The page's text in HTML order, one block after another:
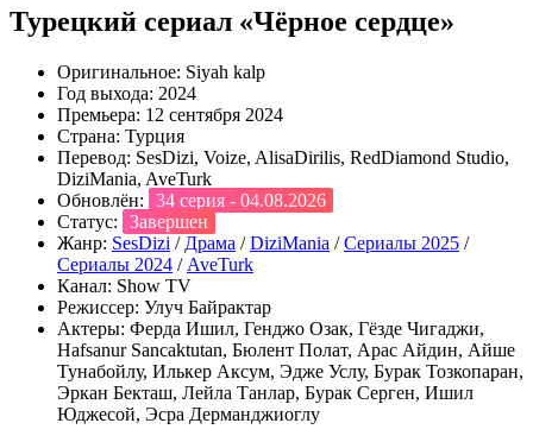
Турецкий сериал «Чёрное сердце»
Оригинальное: Siyah kalp
Год выхода: 2024
Премьера: 12 сентября 2024
Страна: Турция
Перевод: SesDizi, Voize, AlisaDirilis, RedDiamond Studio,
DiziMania, AveTurk
Обновлён:
34 серия - 04.08.2026
Статус:
Завершен
Жанр: SesDizi / Драма /DiziMania /Сериалы 2025 /
Сериалы 2024 / AveTurk
Канал: Show TV
Режиссер: Улуч Байрактар
Актеры: Ферда Ишил, Генджо Озак, Гёзде Чигаджи,
Hafsanur Sancaktutan, Бюлент Полат, Арас Айдин, Айше
Тунабойлу, Илькер Аксум, Эдже Услу, Бурак Тозкопаран,
Эркан Бекташ, Лейла Танлар, Бурак Серген, Ишил
Юджесой, Эсра Дерманджиоглу